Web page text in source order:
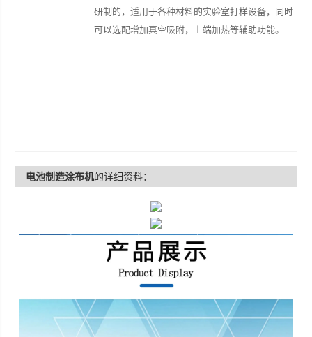
研制的，适用于各种材料的实验室打样设备，同时
可以选配增加真空吸附，上端加热等辅助功能。
电池制造涂布机的详细资料：